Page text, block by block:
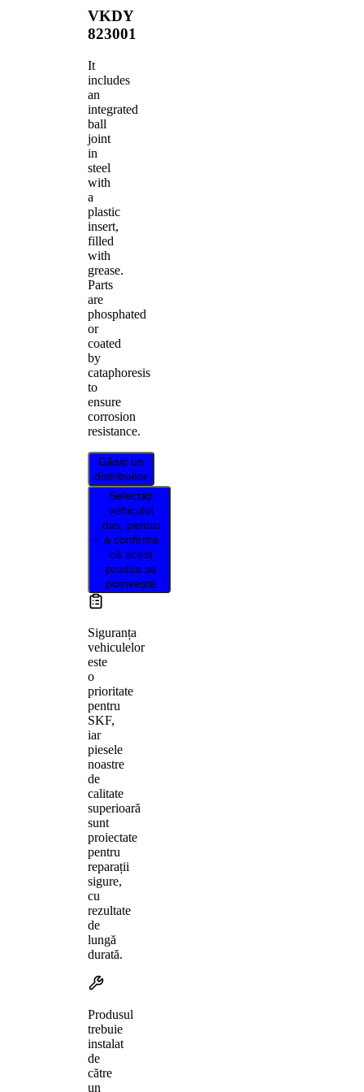
VKDY
823001
It
includes
an
integrated
ball
joint
in
steel
with
a
plastic
insert,
filled
with
grease.
Parts
are
phosphated
or
coated
by
cataphoresis
to
ensure
corrosion
resistance.
Găsiți un
distribuitor
Selectați
vehiculul
dvs. pentru
a confirma
că acest
produs se
potrivește
Siguranța
vehiculelor
este
o
prioritate
pentru
SKF,
iar
piesele
noastre
de
calitate
superioară
sunt
proiectate
pentru
reparații
sigure,
cu
rezultate
de
lungă
durată.
Produsul
trebuie
instalat
de
către
un